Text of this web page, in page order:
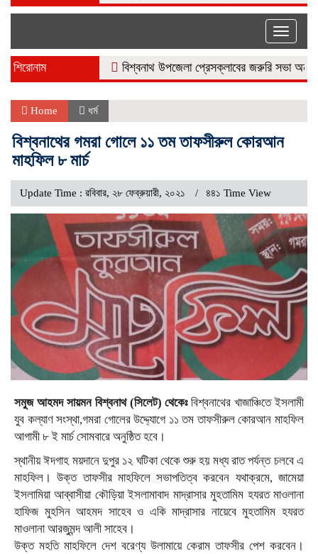
Toggle
শিরোনাম বিশ্বনাথ উপজেলা প্রেসক্লাবের জরুরি সভা অনুষ্ঠিত
Home ধর্ম
বিশ্বনাথের গমরা গোলে ১১ তম তাফসীরুল কোরআন
মাহফিল ৮ মার্চ
Update Time : রবিবার, ২৮ ফেব্রুয়ারী, ২০২১ ৪৪১ Time View
সমুজ আহমদ সায়মন বিশ্বনাথ (সিলেট) থেকেঃবিশ্বনাথের খাজাঞ্চিতে ইসলামী
যুব কল্যাণ সংস্থা,গমরা গোলের উদ্দ্যোগে ১১ তম তাফসীরুল কোরআন মাহফিল
আগামী ৮ ই মার্চ সোমবারে অনুষ্ঠিত হবে।
স্থানীয় ঈদগাহ ময়দানে দুপুর ১২ ঘটিকা থেকে শুরু হয় মধ্য রাত পর্যন্ত চলবে এ
মাহফিল। উক্ত তাফসীর মাহফিলে সভাপতিত্ব করবেন যথাক্রমে, জামেয়া
ইসলামিয়া আব্বাসীয়া কৌড়িয়া ইসলামাবাদ মাদ্রাসার মুহতামিম হযরত মাওলানা
হাফিজ মুহসিন আহমদ সাহেব ও একি মাদ্রাসার নায়েবে মুহতামিম হযরত
মাওলানা আরজুমন্দ আলী সাহেব।
উক্ত মহতি মাহফিলে দেশ বরেণ্য উলামায়ে কেরাম তাফসীর পেশ করবেন।